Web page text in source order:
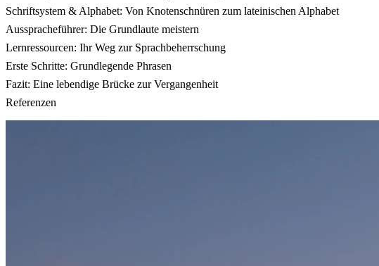
Schriftsystem & Alphabet: Von Knotenschnüren zum lateinischen Alphabet
Ausspracheführer: Die Grundlaute meistern
Lernressourcen: Ihr Weg zur Sprachbeherrschung
Erste Schritte: Grundlegende Phrasen
Fazit: Eine lebendige Brücke zur Vergangenheit
Referenzen